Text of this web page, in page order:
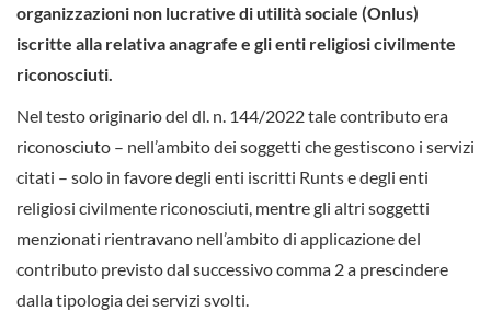
organizzazioni non lucrative di utilità sociale (Onlus)
iscritte alla relativa anagrafe e gli enti religiosi civilmente
riconosciuti.
Nel testo originario del dl. n. 144/2022 tale contributo era
riconosciuto – nell’ambito dei soggetti che gestiscono i servizi
citati – solo in favore degli enti iscritti Runts e degli enti
religiosi civilmente riconosciuti, mentre gli altri soggetti
menzionati rientravano nell’ambito di applicazione del
contributo previsto dal successivo comma 2 a prescindere
dalla tipologia dei servizi svolti.